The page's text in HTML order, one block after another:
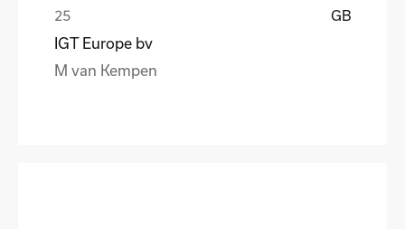
GB
IGT Europe bv
M van Kempen